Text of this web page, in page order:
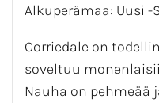
Alkuperämaa: Uusi -
Corriedale on
soveltuu
Nauha on pehmeää